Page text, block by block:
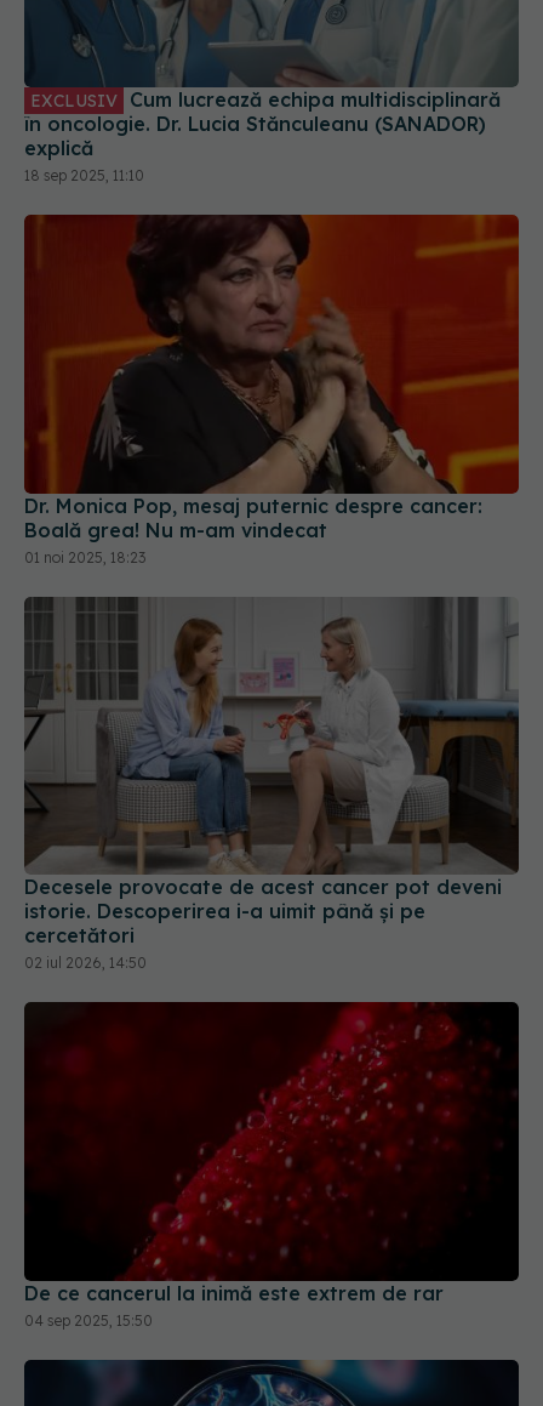
EXCLUSIV
în oncologie. Dr. Lucia Stănculeanu (SANADOR)
explică
18 sep 2025, 11:10
Dr. Monica Pop, mesaj puternic despre cancer:
Boală grea! Nu m-am vindecat
01 noi 2025, 18:23
Decesele provocate de acest cancer pot deveni
istorie. Descoperirea i-a uimit până și pe
cercetători
02 iul 2026, 14:50
De ce cancerul la inimă este extrem de rar
04 sep 2025, 15:50